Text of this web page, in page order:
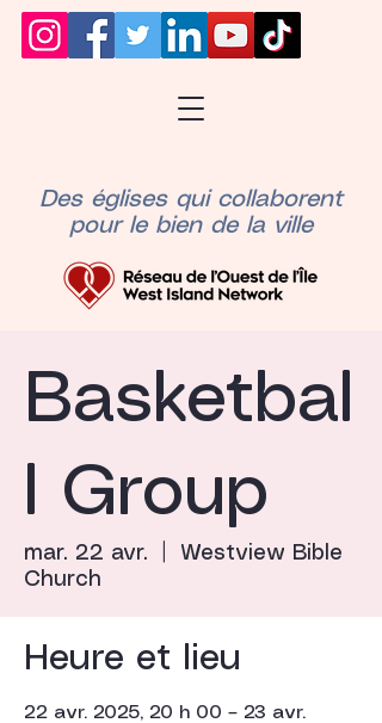
Des églises qui collaborent
pour le bien de la ville
Basketbal
l Group
mar. 22 avr.
Westview Bible
Church
Heure et lieu
22 avr. 2025, 20 h 00 – 23 avr.